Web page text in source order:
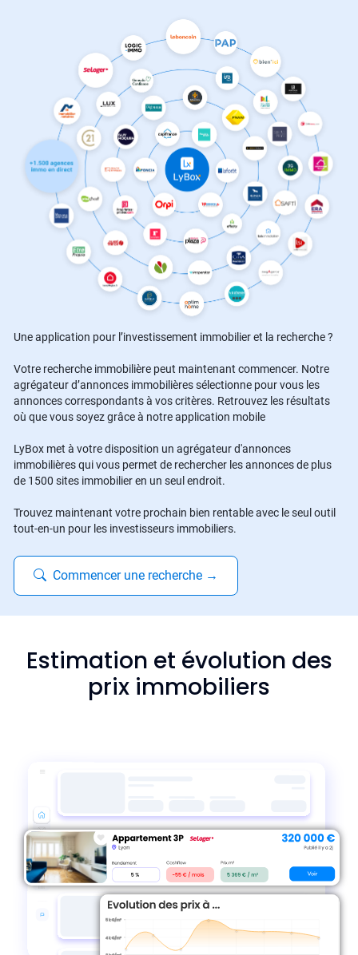
Une application pour l’investissement immobilier et la recherche ?
Votre recherche immobilière peut maintenant commencer. Notre
agrégateur d’annonces immobilières sélectionne pour vous les
annonces correspondants à vos critères. Retrouvez les résultats
où que vous soyez grâce à notre application mobile
LyBox met à votre disposition un agrégateur d'annonces
immobilières qui vous permet de rechercher les annonces de plus
de 1500 sites immobilier en un seul endroit.
Trouvez maintenant votre prochain bien rentable avec le seul outil
tout-en-un pour les investisseurs immobiliers.
Commencer une recherche →
Estimation et évolution des
prix immobiliers